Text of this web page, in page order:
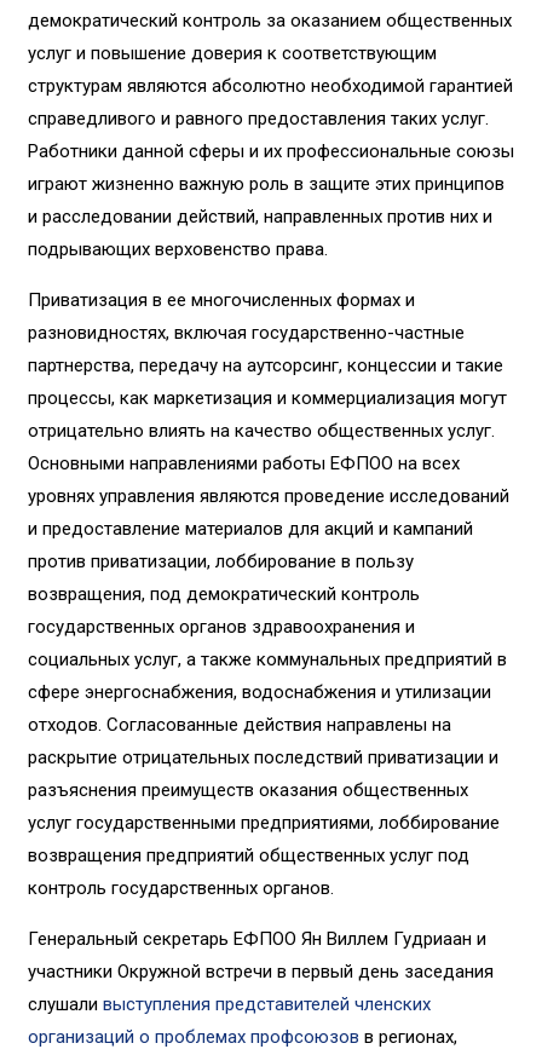
демократический контроль за оказанием общественных
услуг и повышение доверия к соответствующим
структурам являются абсолютно необходимой гарантией
справедливого и равного предоставления таких услуг.
Работники данной сферы и их профессиональные союзы
играют жизненно важную роль в защите этих принципов
и расследовании действий, направленных против них и
подрывающих верховенство права.
Приватизация в ее многочисленных формах и
разновидностях, включая государственно-частные
партнерства, передачу на аутсорсинг, концессии и такие
процессы, как маркетизация и коммерциализация могут
отрицательно влиять на качество общественных услуг.
Основными направлениями работы ЕФПОО на всех
уровнях управления являются проведение исследований
и предоставление материалов для акций и кампаний
против приватизации, лоббирование в пользу
возвращения, под демократический контроль
государственных органов здравоохранения и
социальных услуг, а также коммунальных предприятий в
сфере энергоснабжения, водоснабжения и утилизации
отходов. Согласованные действия направлены на
раскрытие отрицательных последствий приватизации и
разъяснения преимуществ оказания общественных
услуг государственными предприятиями, лоббирование
возвращения предприятий общественных услуг под
контроль государственных органов.
Генеральный секретарь ЕФПОО Ян Виллем Гудриаан и
участники Окружной встречи в первый день заседания
слушали выступления представителей членских
организаций о проблемах профсоюзов в регионах,